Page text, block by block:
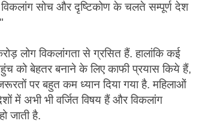
विकलांग सोच और दृष्टिकोण के चलते सम्पूर्ण देश
लोग विकलांगता से ग्रसित हैं. हालांकि कई
को बेहतर बनाने के लिए काफी प्रयास किये हैं,
पर बहुत कम ध्यान दिया गया है. महिलाओं
में अभी भी वर्जित विषय हैं और विकलांग
जाती है.